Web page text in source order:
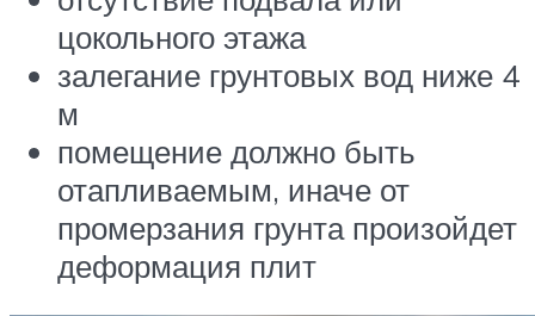
цокольного этажа
залегание грунтовых вод ниже 4
м
помещение должно быть
отапливаемым, иначе от
промерзания грунта произойдет
деформация плит